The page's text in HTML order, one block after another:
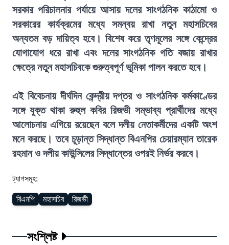
সরকার পরিচালনার পর্যায়ে আসায় দলের সাংগঠনিক কাঠামো ও
সরকারের কার্যক্রমের মধ্যে সমন্বয় রাখা নতুন মহাসচিবের
অন্যতম বড় দায়িত্ব হবে। বিশেষ করে তৃণমূলের সঙ্গে কেন্দ্রের
যোগাযোগ ধরে রাখা এবং দলের সাংগঠনিক গতি বজায় রাখার
ক্ষেত্রে নতুন মহাসচিবকে গুরুত্বপূর্ণ ভূমিকা পালন করতে হবে।
এই বিবেচনায় দীর্ঘদিন কেন্দ্রীয় দপ্তর ও সাংগঠনিক কর্মকাণ্ডের
সঙ্গে যুক্ত থাকা রুহুল কবির রিজভী সম্ভাব্য প্রার্থীদের মধ্যে
আলোচনায় এগিয়ে রয়েছেন বলে দলীয় নেতাকর্মীদের একটি অংশ
মনে করছে। তবে চূড়ান্ত সিদ্ধান্ত বিএনপির চেয়ারম্যান তারেক
রহমান ও দলীয় কাউন্সিলের সিদ্ধান্তের ওপরই নির্ভর করবে।
ট্যাগসমূহ:
বিএনপি মহাসচিব রিজভী
সংশ্লিষ্ট